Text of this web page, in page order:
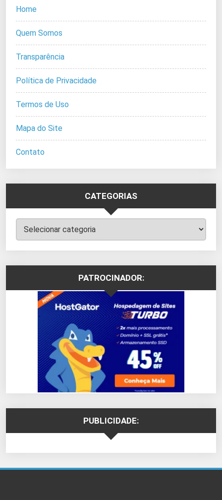
Home
Quem Somos
Transparência
Política de Privacidade
Termos de Uso
Mapa do Site
Contato
CATEGORIAS
Categorias
PATROCINADOR:
PUBLICIDADE: